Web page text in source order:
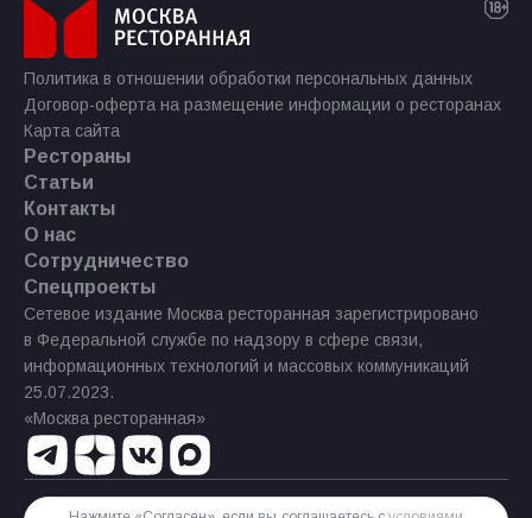
Политика в отношении обработки персональных данных
Договор-оферта на размещение информации о ресторанах
Карта сайта
Рестораны
Статьи
Контакты
О нас
Сотрудничество
Спецпроекты
Сетевое издание Москва ресторанная зарегистрировано
в Федеральной службе по надзору в сфере связи,
информационных технологий и массовых коммуникаций
25.07.2023.
«Москва ресторанная»